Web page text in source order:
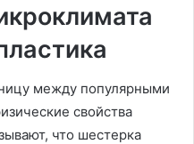
между популярными
свойства
что шестерка